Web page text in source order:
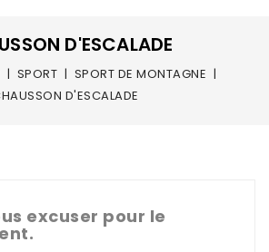
D'ESCALADE
SPORT
SPORT DE MONTAGNE
D'ESCALADE
excuser pour le